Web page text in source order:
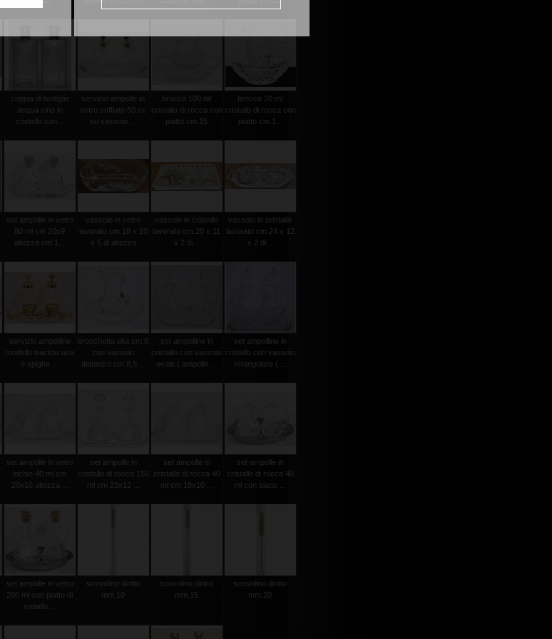
coppia di bottiglie
acqua vino in
cristallo con...
servizio ampolle in
vetro soffiato 50 cc
su vassoio ...
brocca 100 ml
cristallo di rocca con
piatto cm.15
brocca 20 ml
cristallo di rocca con
piatto cm.1...
set ampolle in vetro
80 ml cm 20x9
altezza cm.1...
vassoio in vetro
lavorato cm.18 x 10
x 5 di altezza
vassoio in cristallo
lavorato cm.20 x 11
x 2 di...
vassoio in cristallo
lavorato cm.24 x 12
x 2 di...
servizio ampolline
modello traclcio uva
e spighe ...
brocchetta alta cm.8
con vassoio
diametro cm.8,5 ...
set ampolline in
cristallo con vassoio
ovale.( ampolle ...
set ampolline in
cristallo con vassoio
retangolare.( ...
set ampolle in vetro
incise 40 ml cm
20x10 altezza ...
set ampolle in
cristallo di rocca 150
ml cm 23x12 ...
set ampolle in
cristallo di rocca 40
ml cm 18x10 ...
set ampolle in
cristallo di rocca 40
ml con piatto ...
set ampolle in vetro
200 ml con piatto di
metallo ...
scovolino diritto
mm.10
scovolino diritto
mm.15
scovolino diritto
mm.20